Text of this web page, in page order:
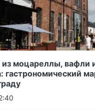
моцареллы, вафли
гастрономический